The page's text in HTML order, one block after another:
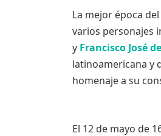
La mejor época
varios personajes
y Francisco José
latinoamericana y
homenaje a su
El 12 de mayo de